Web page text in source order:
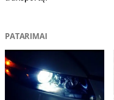
PATARIMAI